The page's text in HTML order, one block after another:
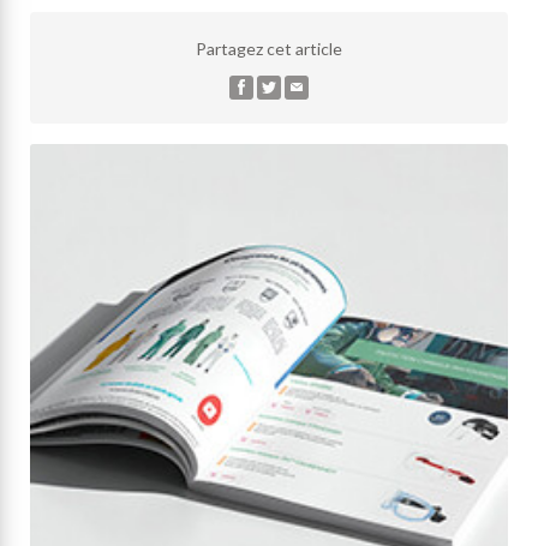
Partagez cet article